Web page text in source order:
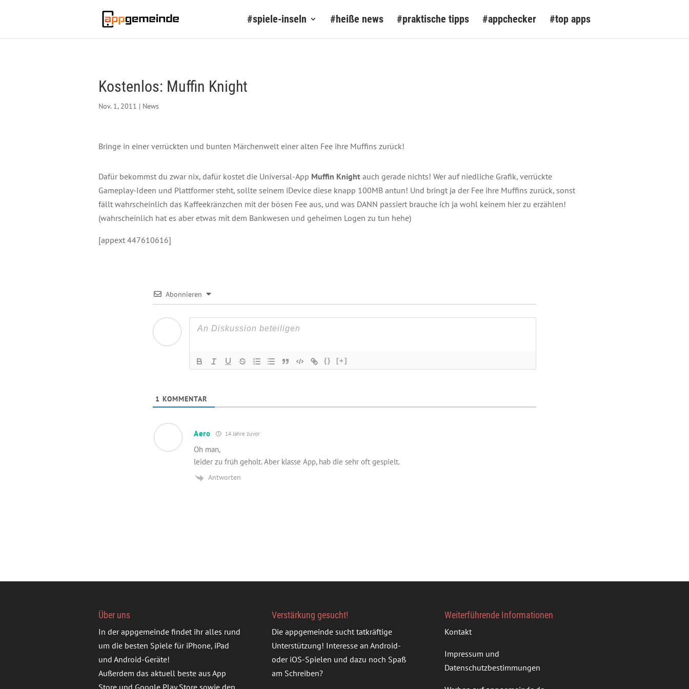
#spiele-inseln #heiße news #praktische tipps #appchecker #top apps
Kostenlos: Muffin Knight
Nov. 1, 2011 | News
Bringe in einer verrückten und bunten Märchenwelt einer alten Fee ihre Muffins zurück!
Dafür bekommst du zwar nix, dafür kostet die Universal-App Muffin Knight auch gerade nichts! Wer auf niedliche Grafik, verrückte
Gameplay-Ideen und Plattformer steht, sollte seinem iDevice diese knapp 100MB antun! Und bringt ja der Fee ihre Muffins zurück, sonst
fällt wahrscheinlich das Kaffeekränzchen mit der bösen Fee aus, und was DANN passiert brauche ich ja wohl keinem hier zu erzählen!
(wahrscheinlich hat es aber etwas mit dem Bankwesen und geheimen Logen zu tun hehe)
[appext 447610616]
Abonnieren
{} [+]
1 KOMMENTAR
Aero 14 Jahre zuvor
Oh man,
leider zu früh geholt. Aber klasse App, hab die sehr oft gespielt.
Antworten
Über uns
In der appgemeinde findet ihr alles rund
um die besten Spiele für iPhone, iPad
und Android-Geräte!
Außerdem das aktuell beste aus App
Verstärkung gesucht!
Die appgemeinde sucht tatkräftige
Unterstützung! Interesse an Android-
oder iOS-Spielen und dazu noch Spaß
am Schreiben?
Weiterführende Informationen
Kontakt
Impressum und
Datenschutzbestimmungen